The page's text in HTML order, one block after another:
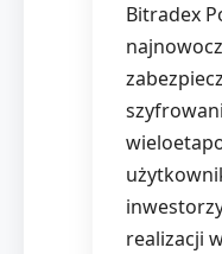
Bitradex
realizacji